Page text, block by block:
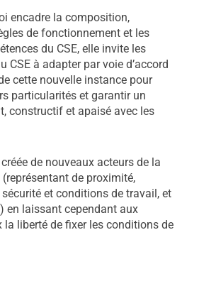
encadre la composition,
de fonctionnement et les
du CSE, elle invite les
CSE à adapter par voie d’accord
cette nouvelle instance pour
particularités et garantir un
constructif et apaisé avec les
de nouveaux acteurs de la
(représentant de proximité,
et conditions de travail, et
en laissant cependant aux
la liberté de fixer les conditions de